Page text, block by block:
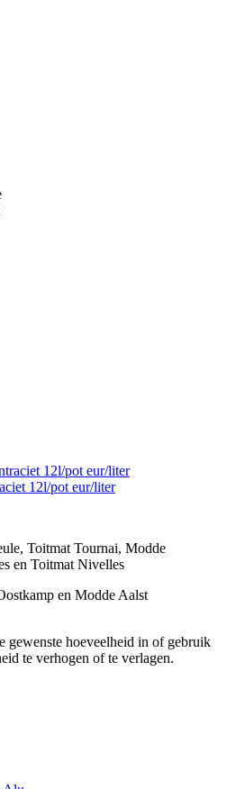
12l/pot eur/liter
, Toitmat Tournai, Modde
en Toitmat Nivelles
en Modde Aalst
gewenste hoeveelheid in of gebruik
te verhogen of te verlagen.